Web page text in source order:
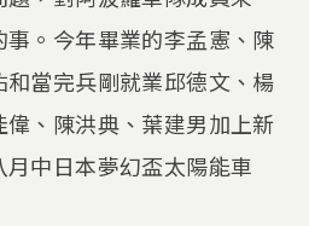
。今年畢業的李孟憲、陳
當完兵剛就業邱德文、楊
、陳洪典、葉建男加上新
中日本夢幻盃太陽能車